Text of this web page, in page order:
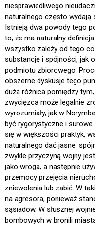
niesprawiedliwego
naturalnego często wydają
Istnieją dwa powody tego
to, że ma naturalny
wszystko zależy od tego
substancję i spójności, jak
podmiotu zbiorowego.
obszerne dyskusje tego
duża różnica pomiędzy
zwycięzca może legalnie
wyrozumiały, jak w
być rygorystyczne i
się w większości praktyk,
naturalnego dać jasne,
zwykle przyczyną wojny
jako wroga, a następnie
przemocy przejęcia
zniewolenia lub zabić. W
na agresora, ponieważ
sąsiadów. W słusznej
bombowych w bronili